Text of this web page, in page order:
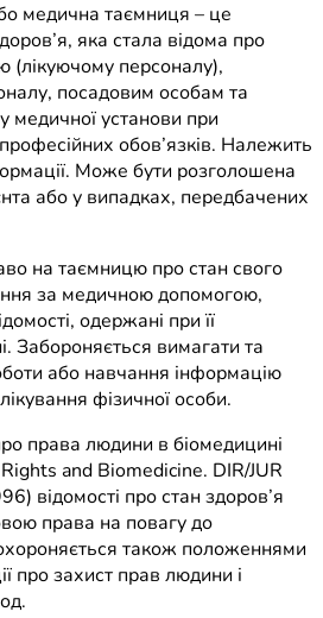
медична таємниця – це
яка стала відома про
(лікуючому персоналу),
посадовим особам та
установи при
обов’язків. Належить
Може бути розголошена
або у випадках, передбачених
на таємницю про стан свого
за медичною допомогою,
одержані при її
Забороняється вимагати та
або навчання інформацію
фізичної особи.
права людини в біомедицині
and Biomedicine. DIR/JUR
відомості про стан здоров’я
права на повагу до
також положеннями
про захист прав людини і